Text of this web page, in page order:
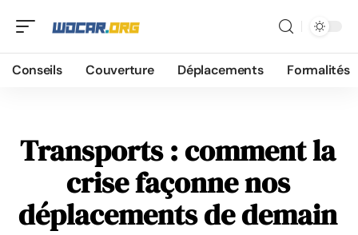
Conseils Couverture Déplacements Formalités
Transports : comment la
crise façonne nos
déplacements de demain